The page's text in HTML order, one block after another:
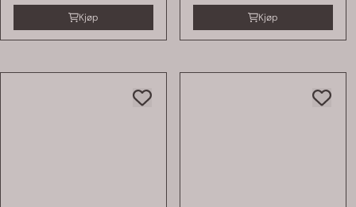
Kjøp
Kjøp